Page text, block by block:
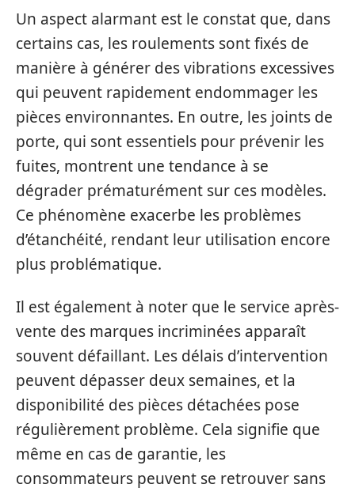
Un aspect alarmant est le constat que, dans
certains cas, les roulements sont fixés de
manière à générer des vibrations excessives
qui peuvent rapidement endommager les
pièces environnantes. En outre, les joints de
porte, qui sont essentiels pour prévenir les
fuites, montrent une tendance à se
dégrader prématurément sur ces modèles.
Ce phénomène exacerbe les problèmes
d’étanchéité, rendant leur utilisation encore
plus problématique.
Il est également à noter que le service après-
vente des marques incriminées apparaît
souvent défaillant. Les délais d’intervention
peuvent dépasser deux semaines, et la
disponibilité des pièces détachées pose
régulièrement problème. Cela signifie que
même en cas de garantie, les
consommateurs peuvent se retrouver sans